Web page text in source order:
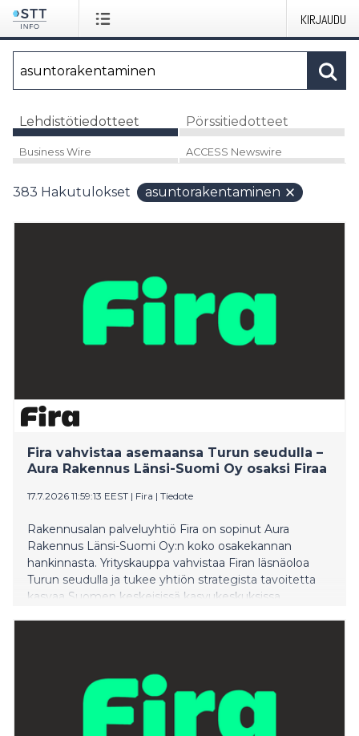
KIRJAUDU
Lehdistötiedotteet Pörssitiedotteet
Business Wire ACCESS Newswire
383 Hakutulokset asuntorakentaminen
Fira vahvistaa asemaansa Turun seudulla –
Aura Rakennus Länsi-Suomi Oy osaksi Firaa
17.7.2026 11:59:13 EEST | Fira | Tiedote
Rakennusalan palveluyhtiö Fira on sopinut Aura
Rakennus Länsi-Suomi Oy:n koko osakekannan
hankinnasta. Yrityskauppa vahvistaa Firan läsnäoloa
Turun seudulla ja tukee yhtiön strategista tavoitetta
kasvaa Suomen keskeisissä kasvukeskuksissa.